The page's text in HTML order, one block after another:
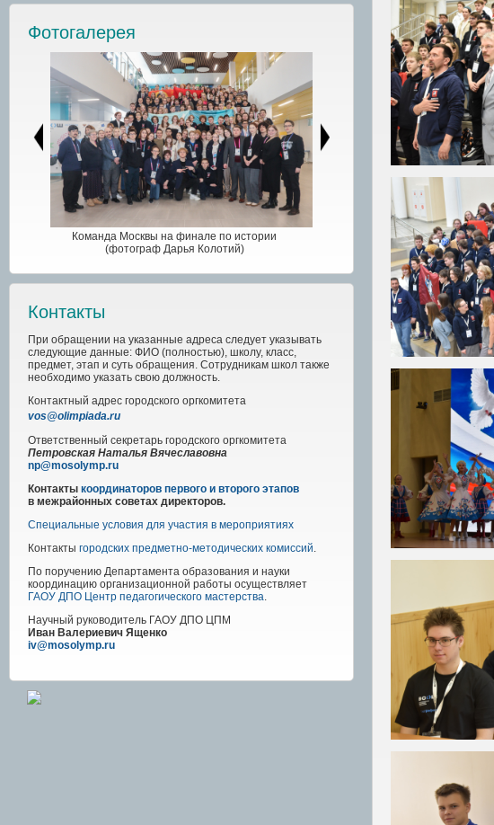
Фотогалерея
Команда Москвы на финале по истории
(фотограф Дарья Колотий)
Контакты
При обращении на указанные адреса следует указывать
следующие данные: ФИО (полностью), школу, класс,
предмет, этап и суть обращения. Сотрудникам школ также
необходимо указать свою должность.
Контактный адрес городского оргкомитета
vos@olimpiada.ru
Ответственный секретарь городского оргкомитета
Петровская Наталья Вячеславовна
np@mosolymp.ru
Контакты координаторов первого и второго этапов
в межрайонных советах директоров.
Специальные условия для участия в мероприятиях
Контакты городских предметно-методических комиссий.
По поручению Департамента образования и науки
координацию организационной работы осуществляет
ГАОУ ДПО Центр педагогического мастерства.
Научный руководитель ГАОУ ДПО ЦПМ
Иван Валериевич Ященко
iv@mosolymp.ru